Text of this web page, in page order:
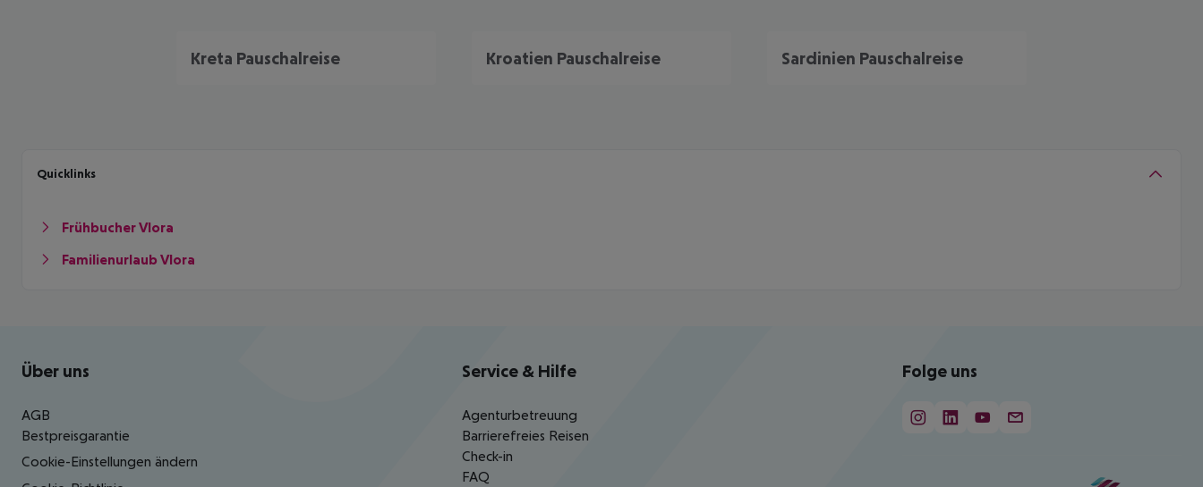
Kreta Pauschalreise Kroatien Pauschalreise Sardinien Pauschalreise
Quicklinks
Frühbucher Vlora
Familienurlaub Vlora
Footer navigation
Über uns
AGB
Bestpreisgarantie
Cookie-Einstellungen ändern
Service & Hilfe
Agenturbetreuung
Barrierefreies Reisen
Check-in
FAQ
Folge uns